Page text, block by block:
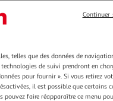
telles que des données de
de suivi prendront en
pour fournir ». Si vous retirez
il est possible que certains
pouvez faire réapparaître ce menu
Continuer